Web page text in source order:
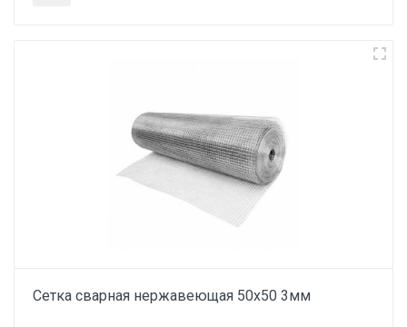
Сетка сварная нержавеющая 50х50 3мм